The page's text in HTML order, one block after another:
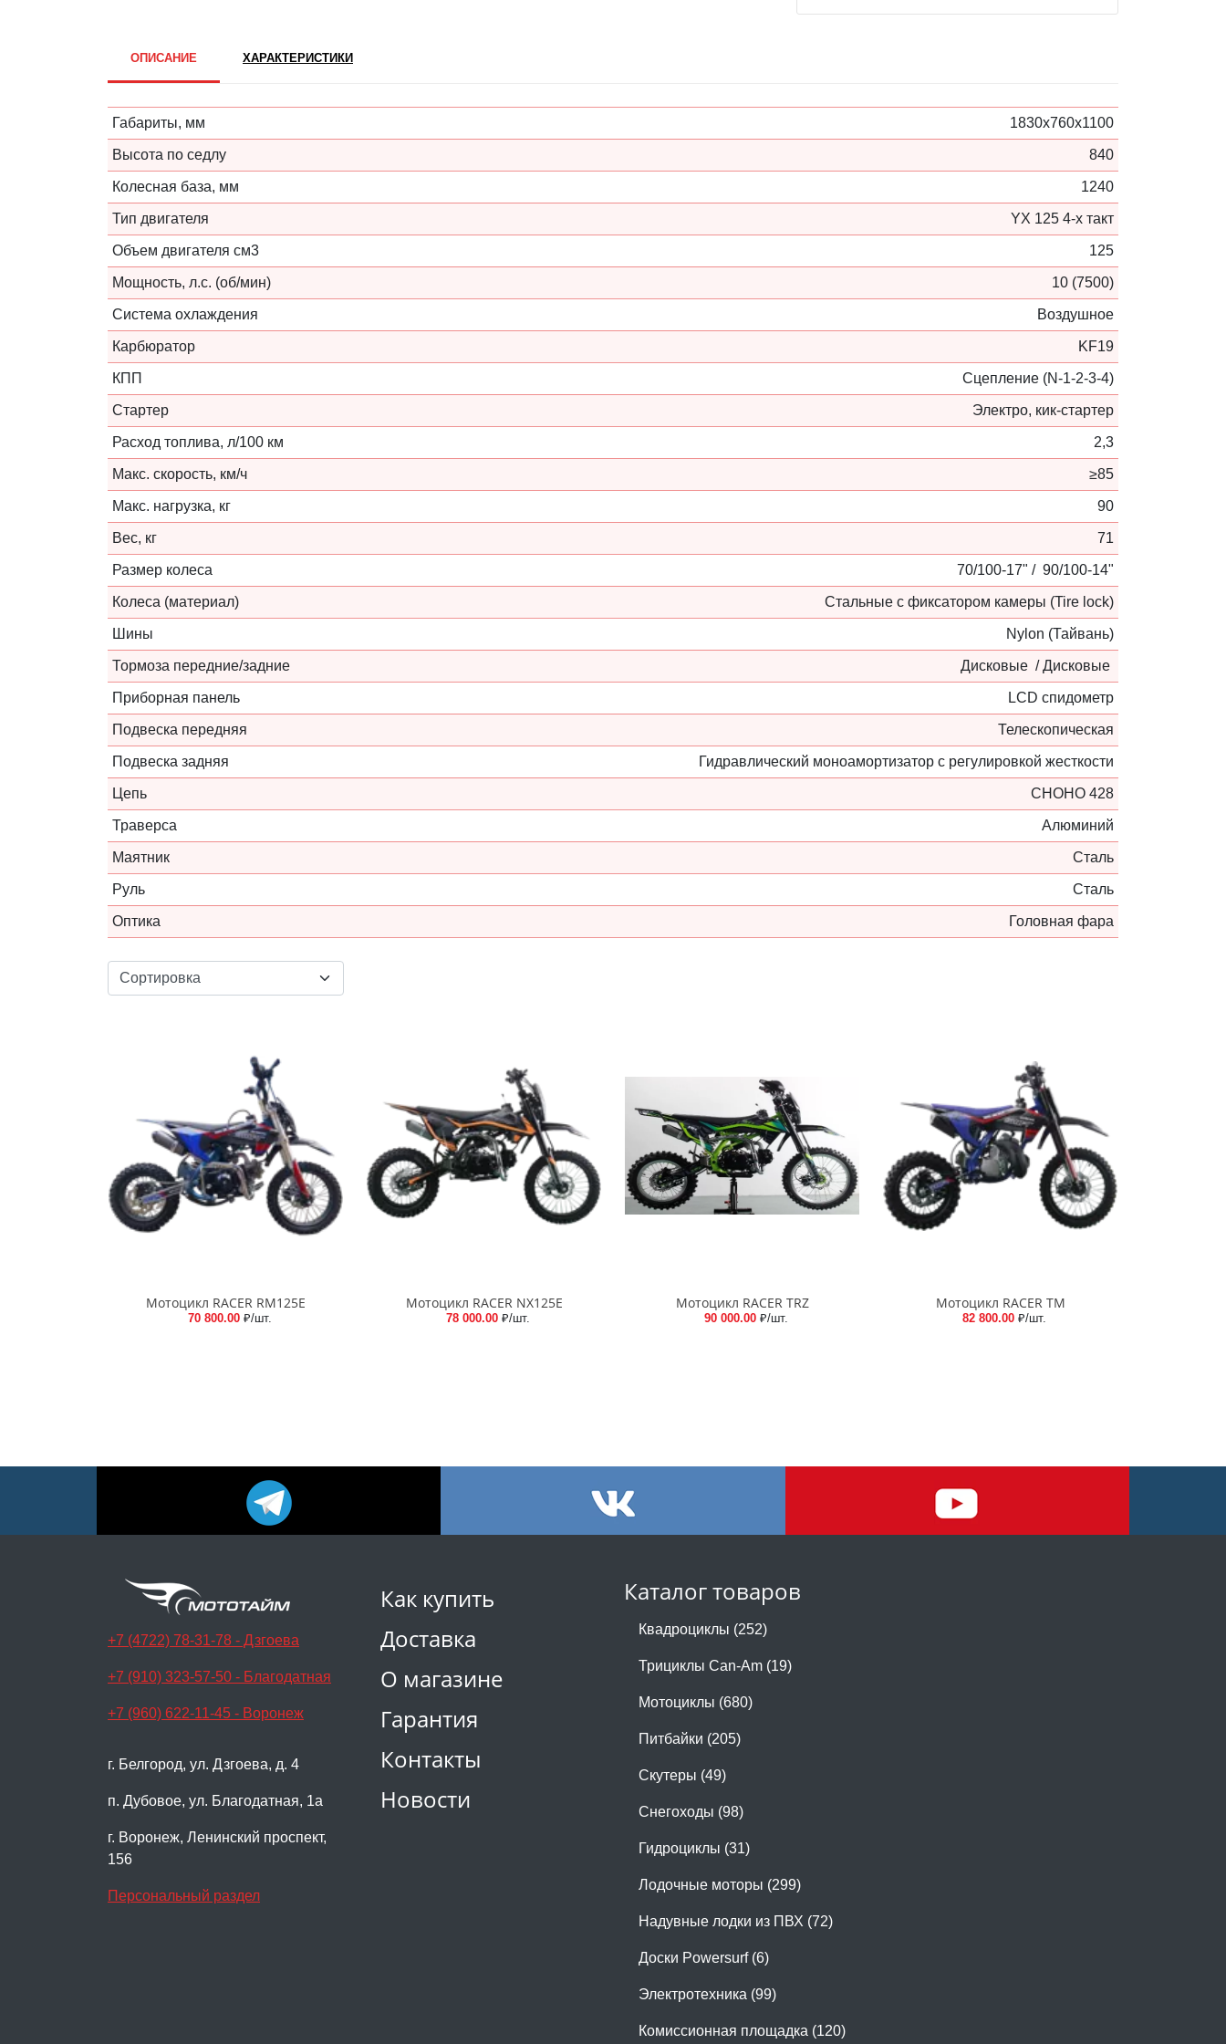
ОПИСАНИЕ ХАРАКТЕРИСТИКИ
Габариты, мм 1830х760х1100
Высота по седлу 840
Колесная база, мм 1240
Тип двигателя YX 125 4-х такт
Объем двигателя см3 125
Мощность, л.с. (об/мин) 10 (7500)
Система охлаждения Воздушное
Карбюратор KF19
КПП Сцепление (N-1-2-3-4)
Стартер Электро, кик-стартер
Расход топлива, л/100 км 2,3
Макс. скорость, км/ч ≥85
Макс. нагрузка, кг 90
Вес, кг 71
Размер колеса 70/100-17" / 90/100-14"
Колеса (материал) Стальные с фиксатором камеры (Tire lock)
Шины Nylon (Тайвань)
Тормоза передние/задние Дисковые / Дисковые
Приборная панель LCD спидометр
Подвеска передняя Телескопическая
Подвеска задняя Гидравлический моноамортизатор с регулировкой жесткости
Цепь CHOHO 428
Траверса Алюминий
Маятник Сталь
Руль Сталь
Оптика Головная фара
Мотоцикл RACER RM125E
70 800.00 ₽/шт.
Мотоцикл RACER NX125E
78 000.00 ₽/шт.
Мотоцикл RACER TRZ
90 000.00 ₽/шт.
Мотоцикл RACER TM
82 800.00 ₽/шт.
Как купить
Доставка
О магазине
Гарантия
Контакты
Новости
Каталог товаров
Квадроциклы (252)
Трициклы Can-Am (19)
Мотоциклы (680)
Питбайки (205)
Скутеры (49)
Снегоходы (98)
Гидроциклы (31)
Лодочные моторы (299)
Надувные лодки из ПВХ (72)
Доски Powersurf (6)
Электротехника (99)
Комиссионная площадка (120)
+7 (4722) 78-31-78 - Дзгоева
+7 (910) 323-57-50 - Благодатная
+7 (960) 622-11-45 - Воронеж
г. Белгород, ул. Дзгоева, д. 4
п. Дубовое, ул. Благодатная, 1а
г. Воронеж, Ленинский проспект,
156
Персональный раздел